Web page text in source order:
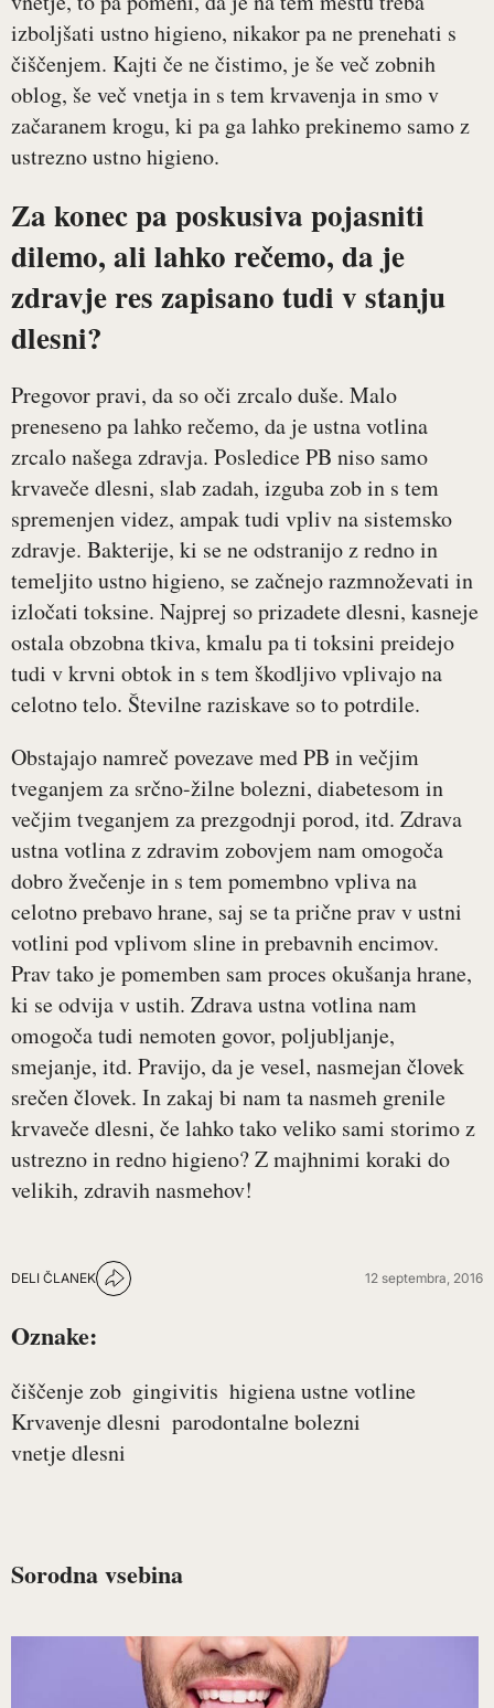
izboljšati ustno higieno, nikakor pa ne prenehati s
čiščenjem. Kajti če ne čistimo, je še več zobnih
oblog, še več vnetja in s tem krvavenja in smo v
začaranem krogu, ki pa ga lahko prekinemo samo z
ustrezno ustno higieno.
Za konec pa poskusiva pojasniti
dilemo, ali lahko rečemo, da je
zdravje res zapisano tudi v stanju
dlesni?
Pregovor pravi, da so oči zrcalo duše. Malo
preneseno pa lahko rečemo, da je ustna votlina
zrcalo našega zdravja. Posledice PB niso samo
krvaveče dlesni, slab zadah, izguba zob in s tem
spremenjen videz, ampak tudi vpliv na sistemsko
zdravje. Bakterije, ki se ne odstranijo z redno in
temeljito ustno higieno, se začnejo razmnoževati in
izločati toksine. Najprej so prizadete dlesni, kasneje
ostala obzobna tkiva, kmalu pa ti toksini preidejo
tudi v krvni obtok in s tem škodljivo vplivajo na
celotno telo. Številne raziskave so to potrdile.
Obstajajo namreč povezave med PB in večjim
tveganjem za srčno-žilne bolezni, diabetesom in
večjim tveganjem za prezgodnji porod, itd. Zdrava
ustna votlina z zdravim zobovjem nam omogoča
dobro žvečenje in s tem pomembno vpliva na
celotno prebavo hrane, saj se ta prične prav v ustni
votlini pod vplivom sline in prebavnih encimov.
Prav tako je pomemben sam proces okušanja hrane,
ki se odvija v ustih. Zdrava ustna votlina nam
omogoča tudi nemoten govor, poljubljanje,
smejanje, itd. Pravijo, da je vesel, nasmejan človek
srečen človek. In zakaj bi nam ta nasmeh grenile
krvaveče dlesni, če lahko tako veliko sami storimo z
ustrezno in redno higieno? Z majhnimi koraki do
velikih, zdravih nasmehov!
DELI ČLANEK 12 septembra, 2016
Oznake:
čiščenje zob gingivitis higiena ustne votline
Krvavenje dlesni parodontalne bolezni
vnetje dlesni
Sorodna vsebina